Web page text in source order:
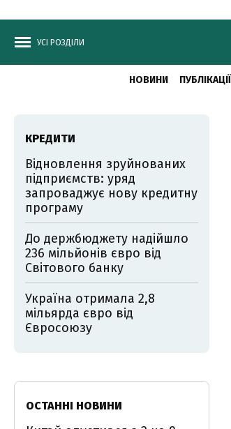
УСІ РОЗДІЛИ
НОВИНИ ПУБЛІКАЦІЇ
КРЕДИТИ
Відновлення зруйнованих
підприємств: уряд
запроваджує нову кредитну
програму
До держбюджету надійшло
236 мільйонів євро від
Світового банку
Україна отримала 2,8
мільярда євро від
Євросоюзу
ОСТАННІ НОВИНИ